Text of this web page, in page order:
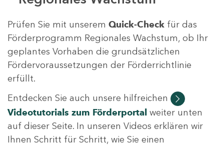
Prüfen Sie mit unserem Quick-Check für das
Förderprogramm Regionales Wachstum, ob Ihr
geplantes Vorhaben die grundsätzlichen
Fördervoraussetzungen der Förderrichtlinie
erfüllt.
Entdecken Sie auch unsere hilfreichen
Videotutorials zum Förderportal weiter unten
auf dieser Seite. In unseren Videos erklären wir
Ihnen Schritt für Schritt, wie Sie einen